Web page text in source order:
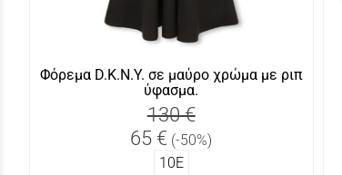
Φόρεμα D.K.N.Y. σε μαύρο χρώμα με ριπ
ύφασμα.
130 €
65 € (-50%)
10Ε